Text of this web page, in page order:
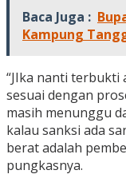
Baca Juga :
Kampung
“JIka nanti terbukti
sesuai dengan
masih menunggu
kalau sanksi ada
berat adalah
pungkasnya.